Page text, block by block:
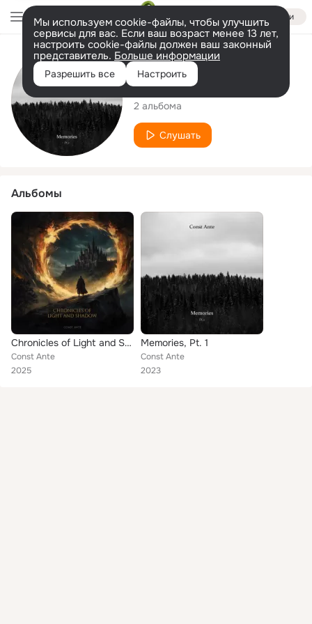
Войти
Мы используем cookie-файлы, чтобы улучшить
сервисы для вас. Если ваш возраст менее 13 лет,
настроить cookie-файлы должен ваш законный
представитель. Больше информации
Разрешить все Настроить
Исполнитель
Const Ante
2 альбома
Слушать
Альбомы
Chronicles of Light and Shadow
Const Ante
2025
Memories, Pt. 1
Const Ante
2023